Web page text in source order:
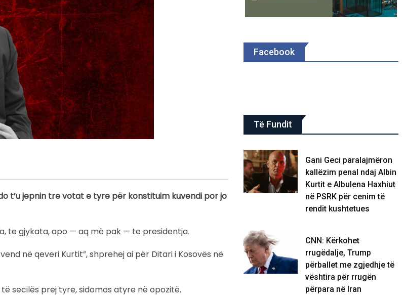
t’u jepnin tre votat e tyre për konstituim kuvendi por jo
te gjykata, apo — aq më pak — te presidentja.
në qeveri Kurtit”, shprehej ai për Ditari i Kosovës në
secilës prej tyre, sidomos atyre në opozitë.
Facebook
Të Fundit
Gani Geci paralajmëron
kallëzim penal ndaj Albin
Kurtit e Albulena Haxhiut
në PSRK për cenim të
rendit kushtetues
CNN: Kërkohet
rrugëdalje, Trump
përballet me zgjedhje të
vështira për rrugën
përpara në Iran